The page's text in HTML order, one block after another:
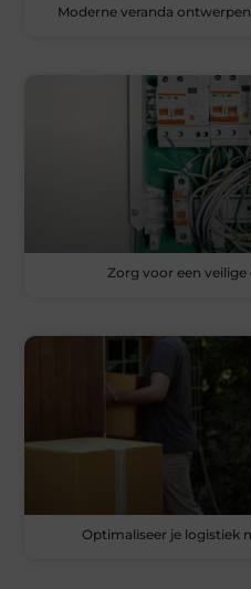
Moderne veranda
Zorg voor een
Optimaliseer je logistiek